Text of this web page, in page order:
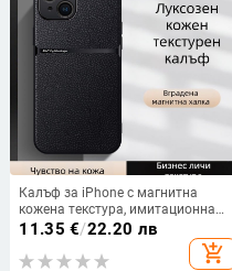
Калъф за iPhone с магнитна
кожена текстура, имитационна
кожа, твърд корпус;
удароустойчив, анти отпечатъци,
износоустойчив, защита при
11.35 €/22.20 лв
add_shopping_cart